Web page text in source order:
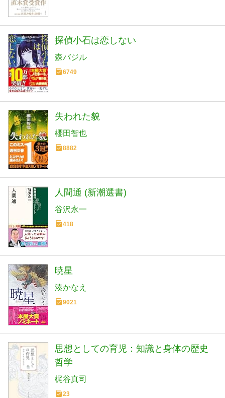
探偵小石は恋しない
森バジル
6749
失われた貌
櫻田智也
8882
人間通 (新潮選書)
谷沢永一
418
暁星
湊かなえ
9021
思想としての育児：知識と身体の歴史
哲学
梶谷真司
23